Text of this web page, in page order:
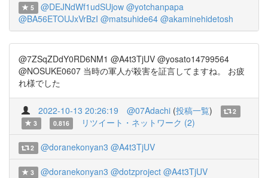
5 @DEJNdWf1udSUjow @yotchanpapa
@BA56ETOUJxVrBzI @matsuhide64 @akaminehidetosh
@7ZSqZDdY0RD6NM1 @A4t3TjUV @yosato14799564
@NOSUKE0607 当時の軍人が殺害を証言してますね。 お疲
れ様でした
2022-10-13 20:26:19 @07Adachi (投稿一覧)
2
3
0.816 リツイート・ネットワーク (2)
2 @doranekonyan3 @A4t3TjUV
3 @doranekonyan3 @dotzproject @A4t3TjUV